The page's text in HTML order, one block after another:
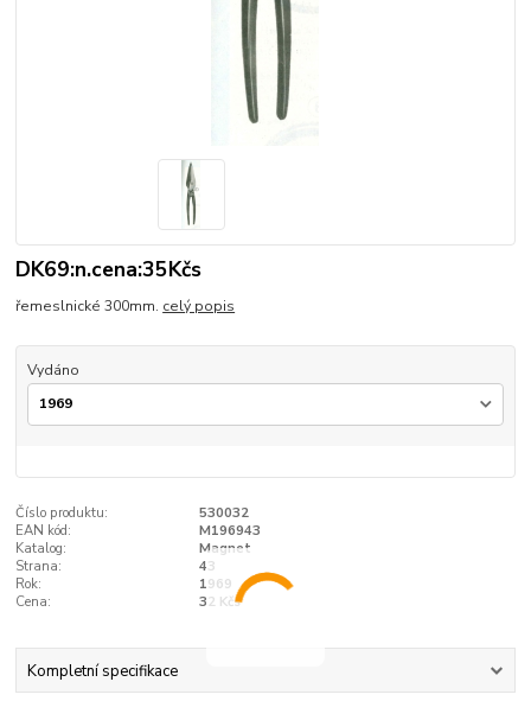
DK69:n.cena:35Kčs
řemeslnické 300mm. celý popis
Vydáno
Číslo produktu:
530032
EAN kód:
M196943
Katalog:
Magnet
Strana:
43
Rok:
1969
Cena:
32 Kčs
Kompletní specifikace